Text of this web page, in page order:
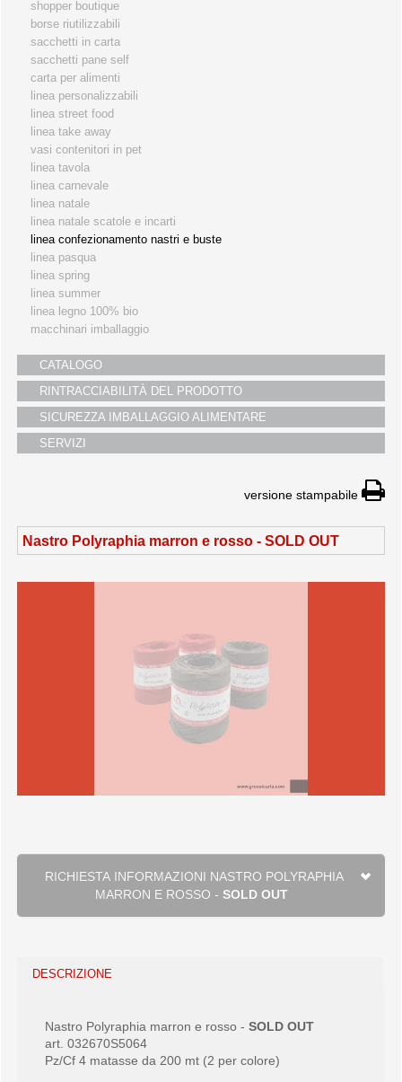
i partners
servizio clienti
fiere
shopper boutique
borse riutilizzabili
sacchetti in carta
sacchetti pane self
carta per alimenti
linea personalizzabili
linea street food
linea take away
vasi contenitori in pet
linea tavola
linea carnevale
linea natale
linea natale scatole e incarti
linea confezionamento nastri e buste
linea pasqua
linea spring
linea summer
linea legno 100% bio
macchinari imballaggio
CATALOGO
RINTRACCIABILITÀ DEL PRODOTTO
SICUREZZA IMBALLAGGIO ALIMENTARE
SERVIZI
versione stampabile
Nastro Polyraphia marron e rosso - SOLD OUT
RICHIESTA INFORMAZIONI NASTRO POLYRAPHIA
MARRON E ROSSO - SOLD OUT
DESCRIZIONE
Nastro Polyraphia marron e rosso - SOLD OUT
art. 032670S5064
Pz/Cf 4 matasse da 200 mt (2 per colore)